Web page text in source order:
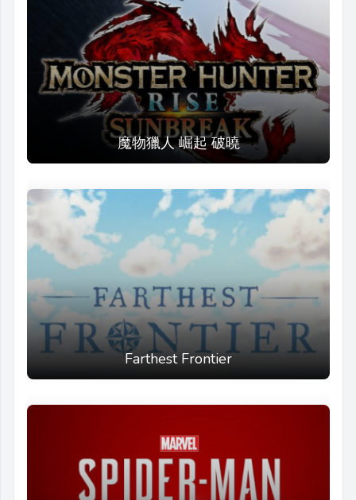
魔物獵人 崛起 破曉
Farthest Frontier